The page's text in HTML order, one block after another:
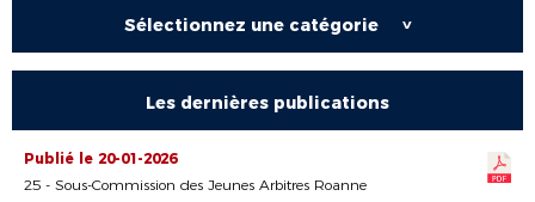
Sélectionnez une catégorie >
Les dernières publications
Publié le 20-01-2026
25 - Sous-Commission des Jeunes Arbitres Roanne